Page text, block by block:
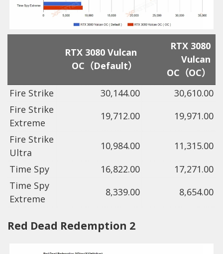
RTX 3080 Vulcan
OC（Default）
RTX 3080
Vulcan
OC（OC）
Fire Strike
30,144.00
30,610.00
Fire Strike
Extreme
19,712.00
19,971.00
Fire Strike
Ultra
10,984.00
11,315.00
Time Spy
16,822.00
17,271.00
Time Spy
Extreme
8,339.00 8,654.00
Red Dead Redemption 2